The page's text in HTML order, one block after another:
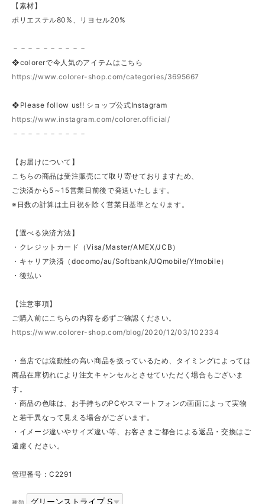
【素材】
ポリエステル80%、リヨセル20%
－－－－－－－－－－
❖colorerで今人気のアイテムはこちら
https://www.colorer-shop.com/categories/3695667
❖Please follow us!! ショップ公式Instagram
https://www.instagram.com/colorer.official/
－－－－－－－－－－
【お届けについて】
こちらの商品は受注販売にて取り寄せておりますため、
ご決済から5～15営業日前後で発送いたします。
※日数の計算は土日祝を除く営業日基準となります。
【選べる決済方法】
・クレジットカード（Visa/Master/AMEX/JCB）
・キャリア決済（docomo/au/Softbank/UQmobile/Y!mobile）
・後払い
【注意事項】
ご購入前にこちらの内容を必ずご確認ください。
https://www.colorer-shop.com/blog/2020/12/03/102334
・当店では流動性の高い商品を扱っているため、タイミングによっては
商品在庫切れにより注文キャンセルとさせていただく場合もございま
す。
・商品の色味は、お手持ちのPCやスマートフォンの画面によって実物
と若干異なって見える場合がございます。
・イメージ違いやサイズ違い等、お客さまご都合による返品・交換はご
遠慮ください。
管理番号：C2291
種類